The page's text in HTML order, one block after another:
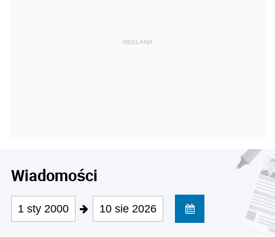
Wiadomości
1 sty 2000 10 sie 2026